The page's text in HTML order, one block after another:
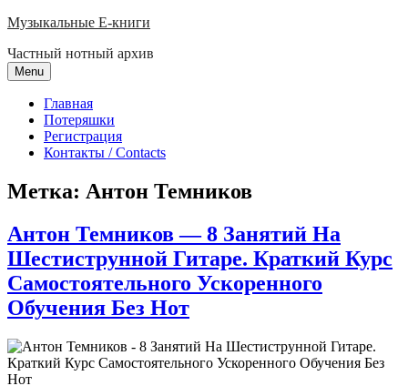
Skip
content
Музыкальные E-книги
Частный нотный архив
Menu
Главная
Потеряшки
Регистрация
Контакты / Contacts
Метка: Антон Темников
Антон Темников — 8 Занятий На
Шестиструнной Гитаре. Краткий Курс
Самостоятельного Ускоренного
Обучения Без Нот